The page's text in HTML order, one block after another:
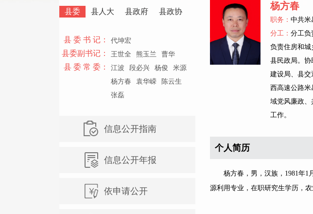
县委 县人大 县政府 县政协
县 委 书 记： 代坤宏
县委副书记： 王世全 熊玉兰 曹华
县 委 常 委： 江波 段必兴 杨俊
米源
杨方春
袁华嵘
陈云生
张磊
信息公开指南
信息公开年报
依申请公开
杨方春
职务： 中共米
分工： 分工负
负责住房和城
县民政局。
建设局、县
西高速公路米
域党风廉政
工作。
个人简历
杨方春，男，汉族，1981年1月
源利用专业，在职研究生学历，